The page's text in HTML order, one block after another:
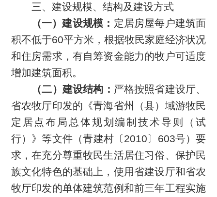
三、建设规模、结构及建设方式
（一）建设规模： 定居房屋每户建筑面
积不低于60平方米，根据牧民家庭经济状况
和住房需求，有自筹资金能力的牧户可适度
增加建筑面积。
（二）建设结构： 严格按照省建设厅、
省农牧厅印发的《青海省州（县）域游牧民
定居点布局总体规划编制技术导则（试
行）》等文件（青建村〔2010〕603号）要
求，在充分尊重牧民生活居住习俗、保护民
族文化特色的基础上，使用省建设厅和省农
牧厅印发的单体建筑范例和前三年工程实施